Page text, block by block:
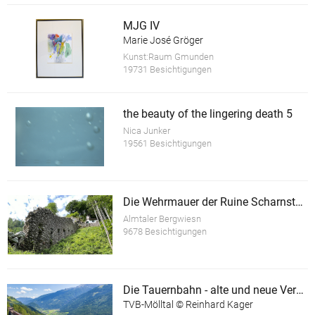
MJG IV
Marie José Gröger
Kunst:Raum Gmunden
19731 Besichtigungen
the beauty of the lingering death 5
Nica Junker
19561 Besichtigungen
Die Wehrmauer der Ruine Scharnstein
Almtaler Bergwiesn
9678 Besichtigungen
Die Tauernbahn - alte und neue Verkehrswege
TVB-Mölltal © Reinhard Kager